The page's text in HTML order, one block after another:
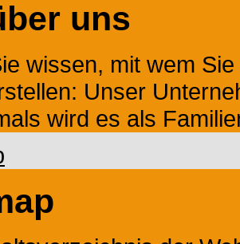
uns
wissen, mit wem
Unser
wird es als